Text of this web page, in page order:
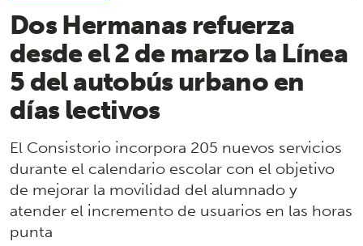
Dos Hermanas refuerza
desde el 2 de marzo la Línea
5 del autobús urbano en
días lectivos
El Consistorio incorpora 205 nuevos servicios
durante el calendario escolar con el objetivo
de mejorar la movilidad del alumnado y
atender el incremento de usuarios en las horas
punta